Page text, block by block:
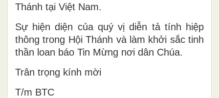
Thánh tại Việt Nam.
Sự hiện diện của quý vị diễn tả tính hiệp
thông trong Hội Thánh và làm khởi sắc tinh
thần loan báo Tin Mừng nơi dân Chúa.
Trân trọng kính mời
T/m BTC